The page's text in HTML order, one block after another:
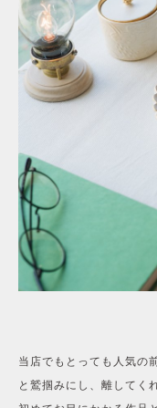
当店でもとっても人気の
と鷲掴みにし、離してく